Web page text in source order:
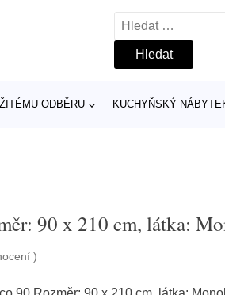
Vyhledávání
ODBĚRU KUCHYŇSKÝ
90 x 210 cm, látka:
)